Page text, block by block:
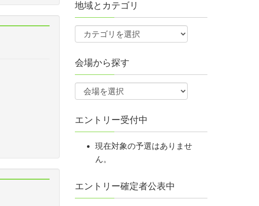
地域とカテゴリ
会場から探す
エントリー受付中
現在対象の予選はありませ
ん。
エントリー確定者公表中